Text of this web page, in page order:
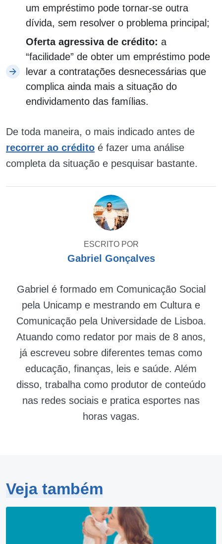
um empréstimo pode tornar-se outra
dívida, sem resolver o problema principal;
Oferta agressiva de crédito: a
“facilidade” de obter um empréstimo pode
levar a contratações desnecessárias que
complica ainda mais a situação do
endividamento das famílias.
De toda maneira, o mais indicado antes de
recorrer ao crédito é fazer uma análise
completa da situação e pesquisar bastante.
ESCRITO POR
Gabriel Gonçalves
Gabriel é formado em Comunicação Social
pela Unicamp e mestrando em Cultura e
Comunicação pela Universidade de Lisboa.
Atuando como redator por mais de 8 anos,
já escreveu sobre diferentes temas como
educação, finanças, leis e saúde. Além
disso, trabalha como produtor de conteúdo
nas redes sociais e pratica esportes nas
horas vagas.
Veja também